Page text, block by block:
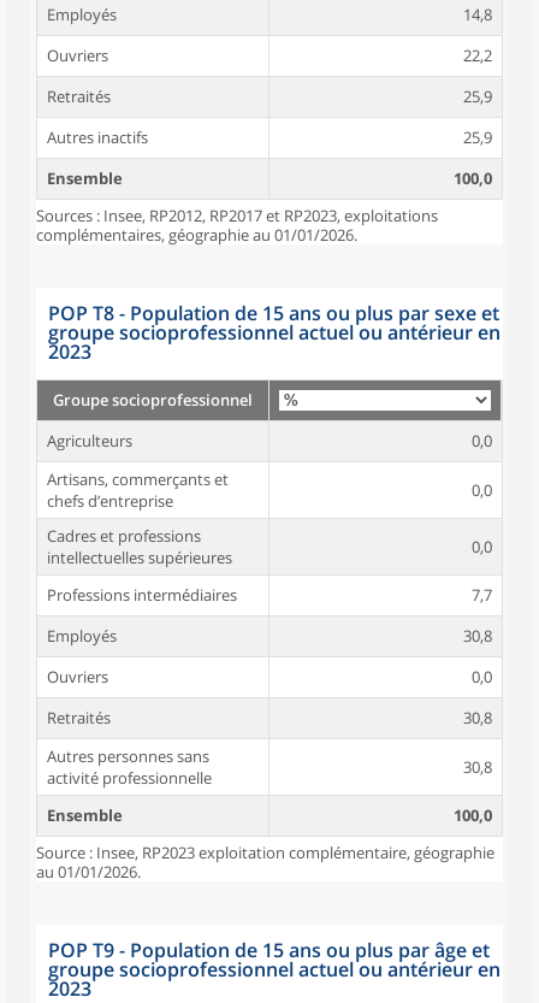
Employés
14,8
Ouvriers
22,2
Retraités
25,9
Autres inactifs
25,9
Ensemble
100,0
Sources : Insee, RP2012, RP2017 et RP2023, exploitations
complémentaires, géographie au 01/01/2026.
POP T8 - Population de 15 ans ou plus par sexe et
groupe socioprofessionnel actuel ou antérieur en
2023
Groupe socioprofessionnel
Agriculteurs
0,0
Artisans, commerçants et
chefs d’entreprise
0,0
Cadres et professions
intellectuelles supérieures
0,0
Professions intermédiaires
7,7
Employés
30,8
Ouvriers
0,0
Retraités
30,8
Autres personnes sans
activité professionnelle
30,8
Ensemble
100,0
Source : Insee, RP2023 exploitation complémentaire, géographie
au 01/01/2026.
POP T9 - Population de 15 ans ou plus par âge et
groupe socioprofessionnel actuel ou antérieur en
2023